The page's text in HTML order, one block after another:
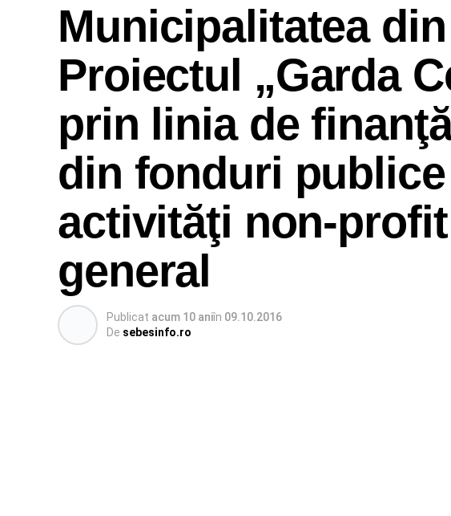
Municipalitatea
Proiectul „Garda
prin linia de
din fonduri
activităţi non-
general
Publicat acum 10 aniîn 09.10.2016
De sebesinfo.ro